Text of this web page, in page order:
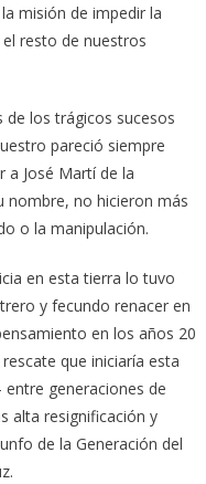
misión de impedir la
resto de nuestros
de los trágicos sucesos
pareció siempre
a José Martí de la
nombre, no hicieron más
o la manipulación.
en esta tierra lo tuvo
y fecundo renacer en
en los años 20
que iniciaría esta
generaciones de
alta resignificación y
de la Generación del